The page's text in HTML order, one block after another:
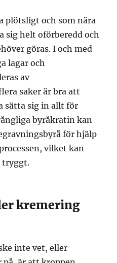
plötsligt och som nära
sig helt oförberedd och
göras. I och med
lagar och
av
saker är bra att
sätta sig in allt för
byråkratin kan
för hjälp
vilket kan
tryggt.
kremering
inte vet, eller